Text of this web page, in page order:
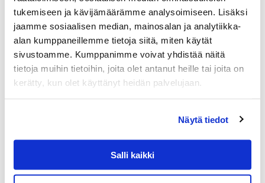
tukemiseen ja kävijämäärämme analysoimiseen. Lisäksi
jaamme sosiaalisen median, mainosalan ja analytiikka-
alan kumppaneillemme tietoja siitä, miten käytät
sivustoamme. Kumppanimme voivat yhdistää näitä
tietoja muihin tietoihin, joita olet antanut heille tai joita on
kerätty, kun olet käyttänyt heidän palvelujaan.
Näytä tiedot
Salli kaikki
LISÄÄ OSTOSKORIIN